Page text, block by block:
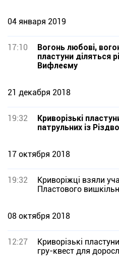
04 января 2019
17:10
Вогонь любові,
пластуни діляться
Вифлеєму
21 декабря 2018
19:32
Криворізькі
патрульних із
17 октября 2018
19:32
Криворіжці взяли
Пластового
08 октября 2018
12:27
Криворізькі
гру-квест для